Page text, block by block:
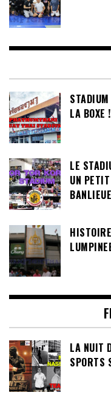
LA BOXE !
LE
UN
LA NUIT
SPORTS